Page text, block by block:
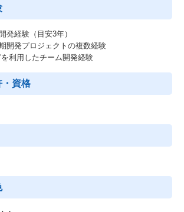
発経験（目安3年）
開発プロジェクトの複数経験
利用したチーム開発経験
・資格